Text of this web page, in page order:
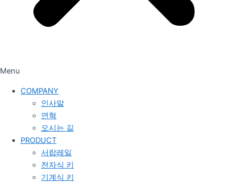
Menu
COMPANY
인사말
연혁
오시는 길
PRODUCT
서랍레일
전자식 키
기계식 키